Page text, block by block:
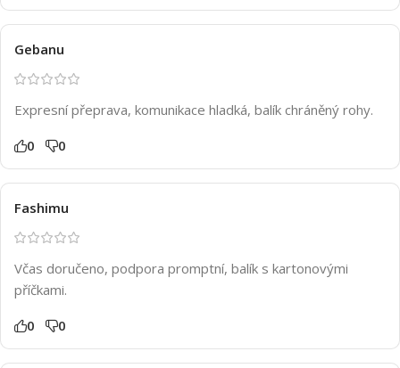
Gebanu
Expresní přeprava, komunikace hladká, balík chráněný rohy.
0 0
Fashimu
Včas doručeno, podpora promptní, balík s kartonovými
příčkami.
0 0